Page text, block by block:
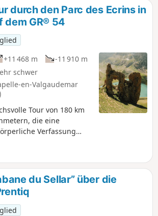
durch den Parc des Ecrins in
dem GR® 54
+11 468 m
-11 910 m
schwer
en-Valgaudemar
Tour von 180 km
die eine
Verfassung
Berge, der Pässe,
sowie der
den wir je
Tour wurde im August
Zeitpunkt, um die
zu überwinden, die zu
du Sellar” über die